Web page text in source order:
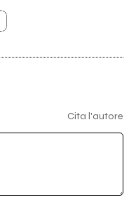
Cita l'autore